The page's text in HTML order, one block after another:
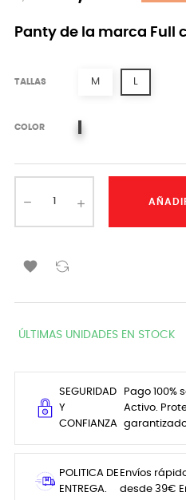
Panty de la marca Full
TALLAS M L
COLOR

ÚLTIMAS UNIDADES EN STOCK
SEGURIDAD
Y
CONFIANZA
Pago 100%
Activo.
POLITICA DE
ENTREGA.
Envíos
desde 39€